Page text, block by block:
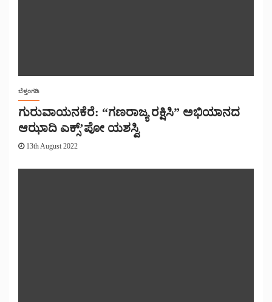
ಬೆಳ್ತಂಗಡಿ
ಗುರುವಾಯನಕೆರೆ: “ಗಣರಾಜ್ಯ ರಕ್ಷಿಸಿ” ಅಭಿಯಾನದ
ಆಝಾದಿ ಎಕ್ಸ್’ಪೋ ಯಶಸ್ವಿ
13th August 2022